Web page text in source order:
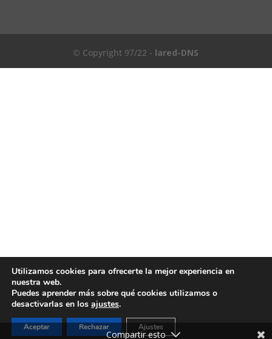
© Copyright 97/22 - lared-DNS
Utilizamos cookies para ofrecerte la mejor experiencia en
nuestra web.
Puedes aprender más sobre qué cookies utilizamos o
desactivarlas en los ajustes.
Aceptar Rechazar Ajustes
Compartir esto